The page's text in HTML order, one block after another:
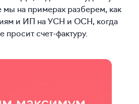
мы на примерах разберем, как
и ИП на УСН и ОСН, когда
просит счет-фактуру.